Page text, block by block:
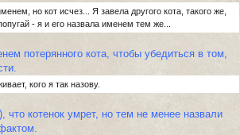
но кот исчез... Я завела другого кота, такого же,
- я и его назвала именем тем же...
потерянного кота, чтобы убедиться в том,
кого я так назову.
котенок умрет, но тем не менее назвали